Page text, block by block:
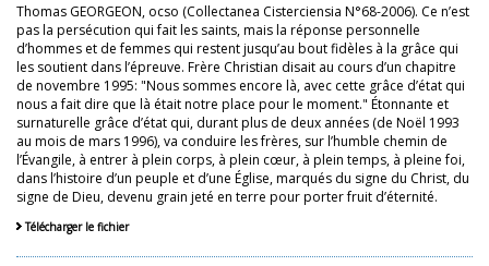
Thomas GEORGEON, ocso (Collectanea Cisterciensia N°68-2006). Ce n’est
pas la persécution qui fait les saints, mais la réponse personnelle
d’hommes et de femmes qui restent jusqu’au bout fidèles à la grâce qui
les soutient dans l’épreuve. Frère Christian disait au cours d’un chapitre
de novembre 1995: "Nous sommes encore là, avec cette grâce d’état qui
nous a fait dire que là était notre place pour le moment." Étonnante et
surnaturelle grâce d’état qui, durant plus de deux années (de Noël 1993
au mois de mars 1996), va conduire les frères, sur l’humble chemin de
l’Évangile, à entrer à plein corps, à plein cœur, à plein temps, à pleine foi,
dans l’histoire d’un peuple et d’une Église, marqués du signe du Christ, du
signe de Dieu, devenu grain jeté en terre pour porter fruit d’éternité.
Télécharger le fichier